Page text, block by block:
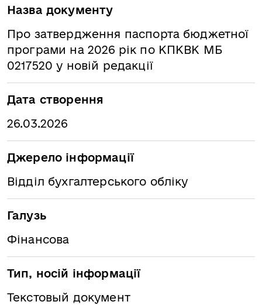
Назва документу
Про затвердження паспорта бюджетної
програми на 2026 рік по КПКВК МБ
0217520 у новій редакції
Дата створення
26.03.2026
Джерело інформації
Відділ бухгалтерського обліку
Галузь
Фінансова
Тип, носій інформації
Текстовый документ